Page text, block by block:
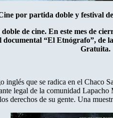
por partida doble y festival
de cine. En este mes de
“El Etnógrafo”,
Gratuita.
que se radica en el
legal de la comunidad
derechos de su gente. Una